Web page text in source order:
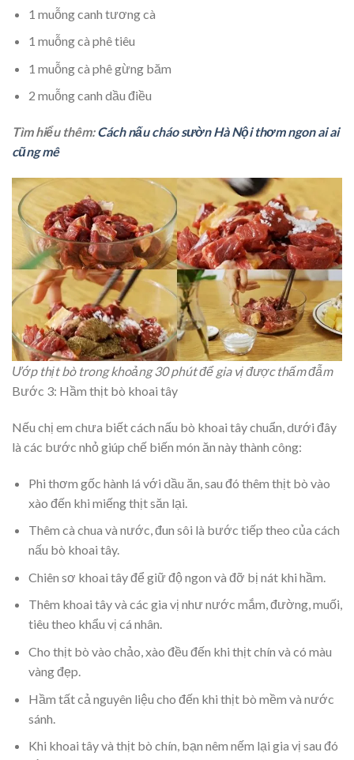
1 muỗng canh tương cà
1 muỗng cà phê tiêu
1 muỗng cà phê gừng băm
2 muỗng canh dầu điều
Tìm hiểu thêm:Cách nấu cháo sườn Hà Nội thơm ngon ai ai
cũng mê
Ướp thịt bò trong khoảng 30 phút để gia vị được thấm đẫm
Bước 3: Hầm thịt bò khoai tây
Nếu chị em chưa biết cách nấu bò khoai tây chuẩn, dưới đây
là các bước nhỏ giúp chế biến món ăn này thành công:
Phi thơm gốc hành lá với dầu ăn, sau đó thêm thịt bò vào
xào đến khi miếng thịt săn lại.
Thêm cà chua và nước, đun sôi là bước tiếp theo của cách
nấu bò khoai tây.
Chiên sơ khoai tây để giữ độ ngon và đỡ bị nát khi hầm.
Thêm khoai tây và các gia vị như nước mắm, đường, muối,
tiêu theo khẩu vị cá nhân.
Cho thịt bò vào chảo, xào đều đến khi thịt chín và có màu
vàng đẹp.
Hầm tất cả nguyên liệu cho đến khi thịt bò mềm và nước
sánh.
Khi khoai tây và thịt bò chín, bạn nêm nếm lại gia vị sau đó